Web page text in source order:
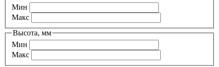
Мин
Макс
Высота, мм
Мин
Макс